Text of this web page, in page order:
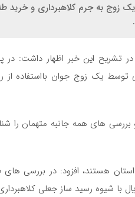
زوج به جرم کلاهبرداری و خريد
تشريح اين خبر اظهار داشت: در
وقوع کلاهبرداري 100ميليون ريالي توسط يک زوج
بررسي هاي همه جانبه متهمان
استان هستند، افزود: در